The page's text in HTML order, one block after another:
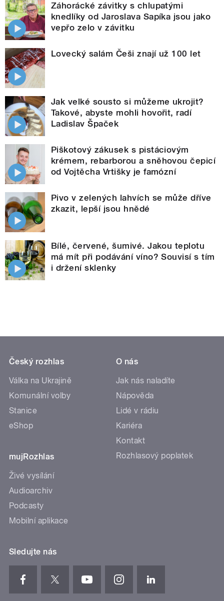
Záhorácké závitky s chlupatými
knedlíky od Jaroslava Sapíka jsou jako
vepřo zelo v závitku
Lovecký salám Češi znají už 100 let
Jak velké sousto si můžeme ukrojit?
Takové, abyste mohli hovořit, radí
Ladislav Špaček
Piškotový zákusek s pistáciovým
krémem, rebarborou a sněhovou čepicí
od Vojtěcha Vrtišky je famózní
Pivo v zelených lahvích se může dříve
zkazit, lepší jsou hnědé
Bílé, červené, šumivé. Jakou teplotu
má mít při podávání víno? Souvisí s tím
i držení sklenky
Český rozhlas
Válka na Ukrajině
Komunální volby
Stanice
eShop
mujRozhlas
Živé vysílání
Audioarchiv
Podcasty
Mobilní aplikace
O nás
Jak nás naladíte
Nápověda
Lidé v rádiu
Kariéra
Kontakt
Rozhlasový poplatek
Sledujte nás